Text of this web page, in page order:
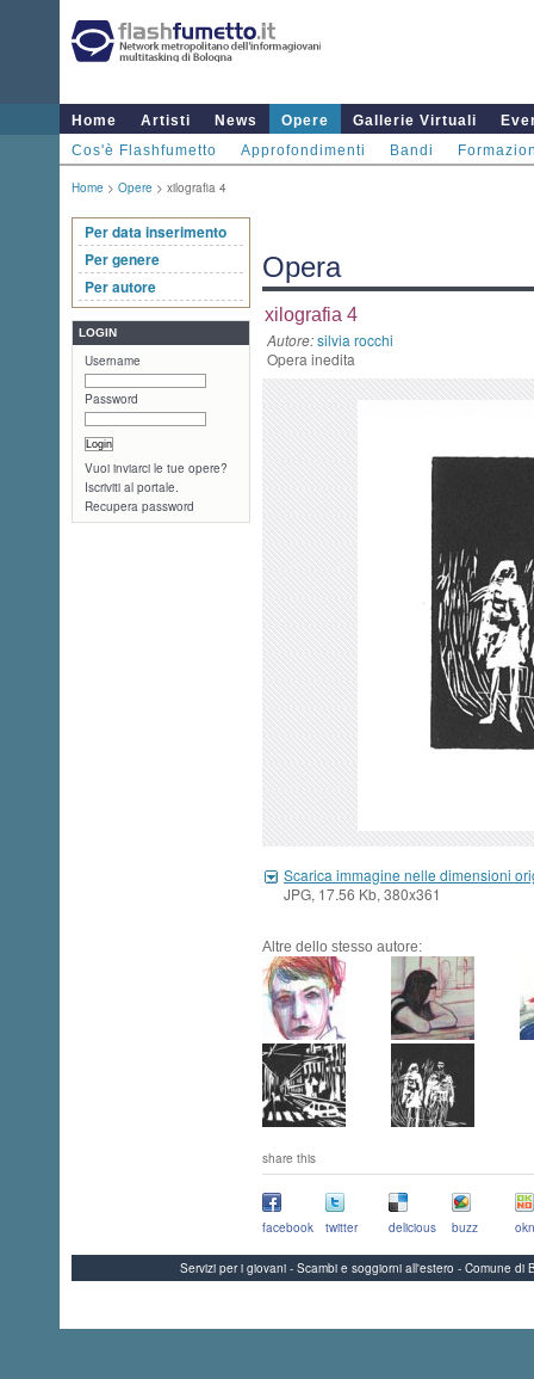
Home Artisti News Opere Gallerie Virtuali
Cos'è Flashfumetto
Approfondimenti Bandi
Home > Opere > xilografia 4
Per data inserimento
Per genere
Per autore
LOGIN
Username
Password
Vuoi inviarci le tue opere?
Iscriviti al portale.
Recupera password
Opera
xilografia 4
Autore:silvia rocchi
Opera inedita
Scarica immagine nelle dimensioni
JPG, 17.56 Kb, 380x361
Altre dello stesso autore:
share this
facebook twitter delicious buzz
Servizi per i giovani - Scambi e soggiorni all'estero - Comune